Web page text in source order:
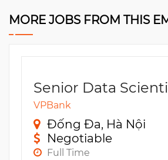
MORE JOBS FROM THIS
Senior Data
VPBank
Đống Đa, Hà Nội
Negotiable
Full Time